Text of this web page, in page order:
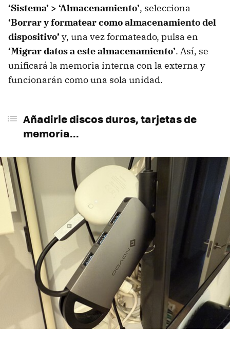
‘Sistema’ > ‘Almacenamiento’, selecciona
‘Borrar y formatear como almacenamiento del
dispositivo’ y, una vez formateado, pulsa en
‘Migrar datos a este almacenamiento’. Así, se
unificará la memoria interna con la externa y
funcionarán como una sola unidad.
Añadirle discos duros, tarjetas de
memoria...